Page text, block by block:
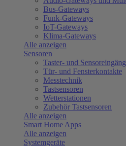
Bus-Gateways
Funk-Gateways
IoT-Gateways
Klima-Gateways
Alle anzeigen
Sensoren
Taster- und
Tür- und Fensterkontakte
Messtechnik
Tastsensoren
Wetterstationen
Zubehör Tastsensoren
Alle anzeigen
Smart Home Apps
Alle anzeigen
Systemgeräte